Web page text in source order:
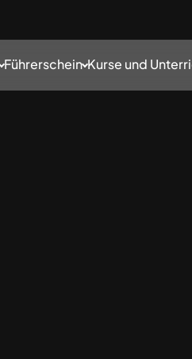
Führerschein Kurse und